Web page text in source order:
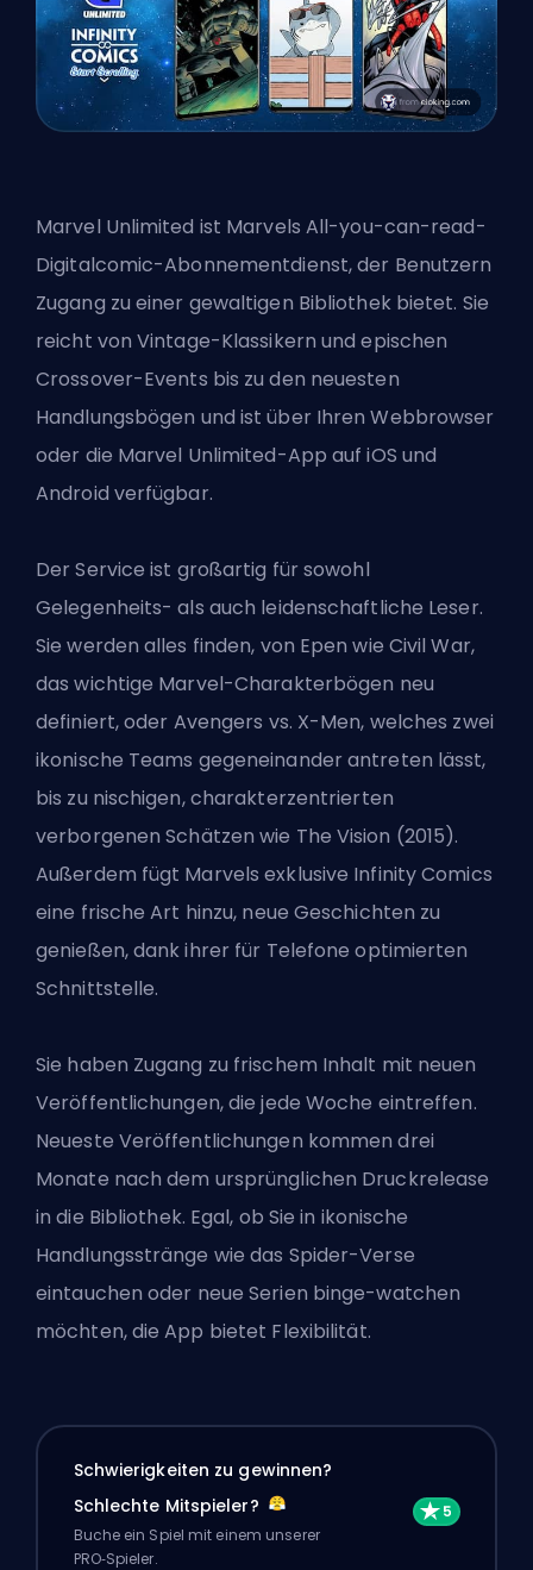
Marvel Unlimited ist Marvels All-you-can-read-
Digitalcomic-Abonnementdienst, der Benutzern
Zugang zu einer gewaltigen Bibliothek bietet. Sie
reicht von Vintage-Klassikern und epischen
Crossover-Events bis zu den neuesten
Handlungsbögen und ist über Ihren Webbrowser
oder die Marvel Unlimited-App auf iOS und
Android verfügbar.
Der Service ist großartig für sowohl
Gelegenheits- als auch leidenschaftliche Leser.
Sie werden alles finden, von Epen wie Civil War,
das wichtige Marvel-Charakterbögen neu
definiert, oder Avengers vs. X-Men, welches zwei
ikonische Teams gegeneinander antreten lässt,
bis zu nischigen, charakterzentrierten
verborgenen Schätzen wie The Vision (2015).
Außerdem fügt Marvels exklusive Infinity Comics
eine frische Art hinzu, neue Geschichten zu
genießen, dank ihrer für Telefone optimierten
Schnittstelle.
Sie haben Zugang zu frischem Inhalt mit neuen
Veröffentlichungen, die jede Woche eintreffen.
Neueste Veröffentlichungen kommen drei
Monate nach dem ursprünglichen Druckrelease
in die Bibliothek. Egal, ob Sie in ikonische
Handlungsstränge wie das Spider-Verse
eintauchen oder neue Serien binge-watchen
möchten, die App bietet Flexibilität.
Schwierigkeiten zu gewinnen?
Schlechte Mitspieler?
Buche ein Spiel mit einem unserer
PRO‑Spieler.